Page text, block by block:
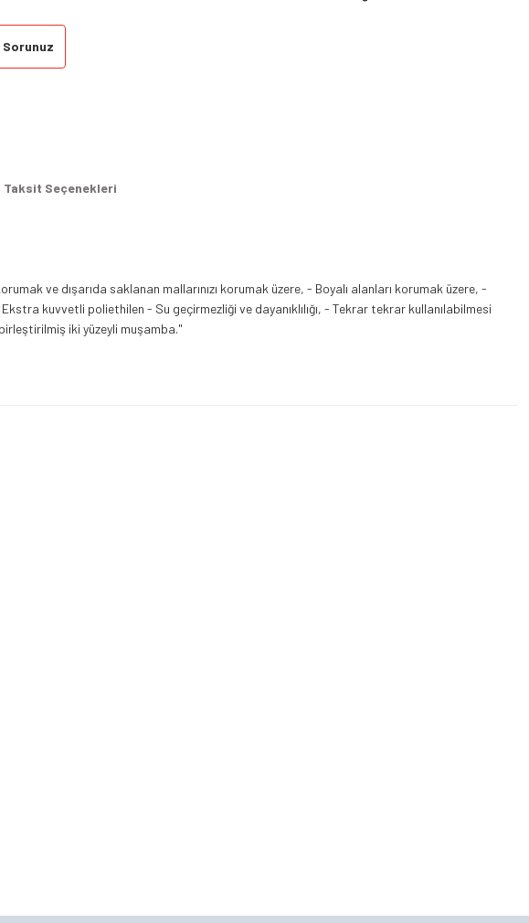
Taksit Seçenekleri
ve dışarıda saklanan mallarınızı korumak üzere, - Boyalı alanları korumak üzere, -
kuvvetli poliethilen - Su geçirmezliği ve dayanıklılığı, - Tekrar tekrar kullanılabilmesi
iki yüzeyli muşamba."